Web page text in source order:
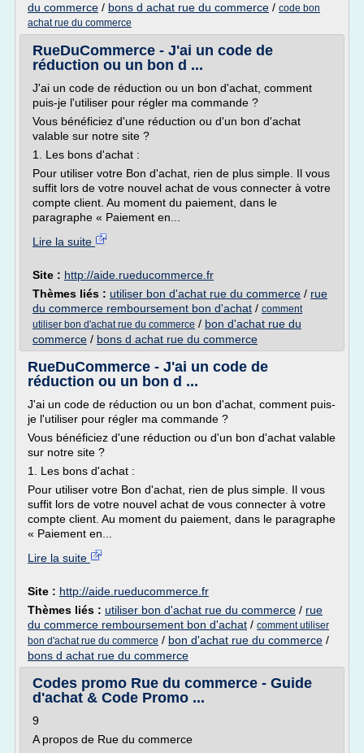
du commerce / bons d achat rue du commerce / code bon
achat rue du commerce
RueDuCommerce - J'ai un code de
réduction ou un bon d ...
J'ai un code de réduction ou un bon d'achat, comment
puis-je l'utiliser pour régler ma commande ?
Vous bénéficiez d'une réduction ou d'un bon d'achat
valable sur notre site ?
1. Les bons d'achat :
Pour utiliser votre Bon d'achat, rien de plus simple. Il vous
suffit lors de votre nouvel achat de vous connecter à votre
compte client. Au moment du paiement, dans le
paragraphe « Paiement en...
Lire la suite
Site : http://aide.rueducommerce.fr
Thèmes liés : utiliser bon d'achat rue du commerce / rue
du commerce remboursement bon d'achat / comment
utiliser bon d'achat rue du commerce / bon d'achat rue du
commerce / bons d achat rue du commerce
RueDuCommerce - J'ai un code de
réduction ou un bon d ...
J'ai un code de réduction ou un bon d'achat, comment puis-
je l'utiliser pour régler ma commande ?
Vous bénéficiez d'une réduction ou d'un bon d'achat valable
sur notre site ?
1. Les bons d'achat :
Pour utiliser votre Bon d'achat, rien de plus simple. Il vous
suffit lors de votre nouvel achat de vous connecter à votre
compte client. Au moment du paiement, dans le paragraphe
« Paiement en...
Lire la suite
Site : http://aide.rueducommerce.fr
Thèmes liés : utiliser bon d'achat rue du commerce / rue
du commerce remboursement bon d'achat / comment utiliser
bon d'achat rue du commerce / bon d'achat rue du commerce /
bons d achat rue du commerce
Codes promo Rue du commerce - Guide
d'achat & Code Promo ...
9
A propos de Rue du commerce